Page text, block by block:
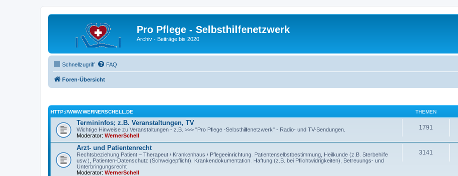
Pro Pflege - Selbsthilfenetzwerk
Archiv - Beiträge bis 2020
Schnellzugriff FAQ
Foren-Übersicht
HTTP://WWW.WERNERSCHELL.DE THEMEN
Termininfos; z.B. Veranstaltungen, TV
Wichtige Hinweise zu Veranstaltungen - z.B. >>> "Pro Pflege -Selbsthilfenetzwerk" - Radio- und TV-Sendungen.
Moderator: WernerSchell
1791
Arzt- und Patientenrecht
Rechtsbeziehung Patient – Therapeut / Krankenhaus / Pflegeeinrichtung, Patientenselbstbestimmung, Heilkunde (z.B. Sterbehilfe
usw.), Patienten-Datenschutz (Schweigepflicht), Krankendokumentation, Haftung (z.B. bei Pflichtwidrigkeiten), Betreuungs- und
Unterbringungsrecht
Moderator: WernerSchell
3141